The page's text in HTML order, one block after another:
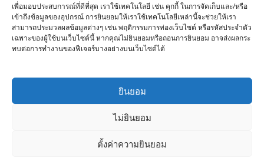
เพื่อมอบประสบการณ์ที่ดีที่สุด เราใช้เทคโนโลยี เช่น คุกกี้ ในการจัดเก็บและ/หรือ
เข้าถึงข้อมูลของอุปกรณ์ การยินยอมให้เราใช้เทคโนโลยีเหล่านี้จะช่วยให้เรา
สามารถประมวลผลข้อมูลต่างๆ เช่น พฤติกรรมการท่องเว็บไซต์ หรือรหัสประจำตัว
เฉพาะของผู้ใช้บนเว็บไซต์นี้ หากคุณไม่ยินยอมหรือถอนการยินยอม อาจส่งผลกระ
ทบต่อการทำงานของฟีเจอร์บางอย่างบนเว็บไซต์ได้
ยินยอม
ไม่ยินยอม
ตั้งค่าความยินยอม
สินค้า
การใช้งาน
เกี่ยวกับเรา
062-358-9351
Follow Us :